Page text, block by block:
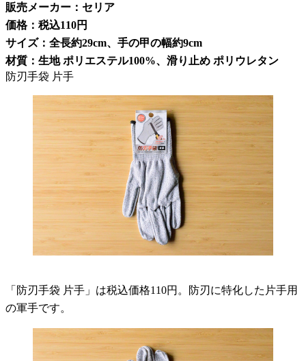
販売メーカー：セリア
価格：税込110円
サイズ：全長約29cm、手の甲の幅約9cm
材質：生地 ポリエステル100%、滑り止め ポリウレタン
防刃手袋 片手
「防刃手袋 片手」は税込価格110円。防刃に特化した片手用
の軍手です。